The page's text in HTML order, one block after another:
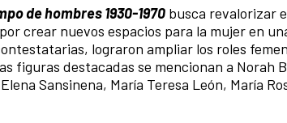
de hombres 1930-1970 busca revalorizar
crear nuevos espacios para la mujer en
lograron ampliar los roles
figuras destacadas se mencionan a Norah
Sansinena, María Teresa León, María